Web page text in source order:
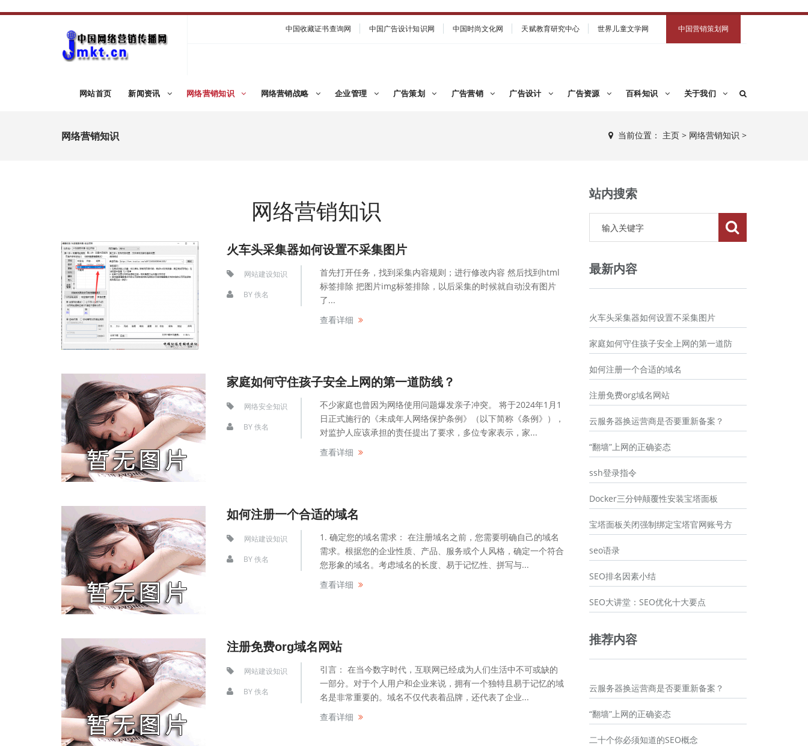
中国收藏证书查询网 中国广告设计知识网 中国时尚文化网 天赋教育研究中心 世界儿童文学网 中国营销策划网
网站首页 新闻资讯 网络营销知识 网络营销战略 企业管理 广告策划 广告营销 广告设计 广告资源 百科知识 关于我们
网络营销知识 当前位置： 主页 > 网络营销知识 >
网络营销知识
火车头采集器如何设置不采集图片
网站建设知识
BY佚名
首先打开任务，找到采集内容规则；进行修改内容 然后找到html
标签排除 把图片img标签排除，以后采集的时候就自动没有图片
了...
查看详细
家庭如何守住孩子安全上网的第一道防线？
网络安全知识
BY佚名
不少家庭也曾因为网络使用问题爆发亲子冲突。 将于2024年1月1
日正式施行的《未成年人网络保护条例》（以下简称《条例》），
对监护人应该承担的责任提出了要求，多位专家表示，家...
查看详细
如何注册一个合适的域名
网站建设知识
BY佚名
1. 确定您的域名需求： 在注册域名之前，您需要明确自己的域名
需求。根据您的企业性质、产品、服务或个人风格，确定一个符合
您形象的域名。考虑域名的长度、易于记忆性、拼写与...
查看详细
注册免费org域名网站
网站建设知识
BY佚名
引言： 在当今数字时代，互联网已经成为人们生活中不可或缺的
一部分。对于个人用户和企业来说，拥有一个独特且易于记忆的域
名是非常重要的。域名不仅代表着品牌，还代表了企业...
查看详细
站内搜索
最新内容
火车头采集器如何设置不采集图片
家庭如何守住孩子安全上网的第一道防
如何注册一个合适的域名
注册免费org域名网站
云服务器换运营商是否要重新备案？
“翻墙”上网的正确姿态
ssh登录指令
Docker三分钟颠覆性安装宝塔面板
宝塔面板关闭强制绑定宝塔官网账号方
seo语录
SEO排名因素小结
SEO大讲堂：SEO优化十大要点
推荐内容
云服务器换运营商是否要重新备案？
“翻墙”上网的正确姿态
二十个你必须知道的SEO概念